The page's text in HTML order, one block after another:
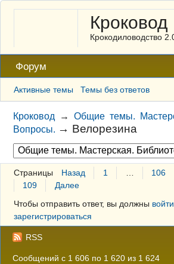
Кроковод
Крокодиловодство
Форум
Активные темы Темы без ответов
Кроковод →Общие темы.
Вопросы. → Велорезина
Страницы Назад 1 106
109
Далее
Чтобы отправить ответ, вы должны войти
зарегистрироваться
RSS
Сообщений с 1 606 по 1 620 из 1 624